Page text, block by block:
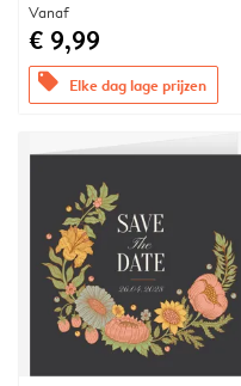
Vanaf
€ 9,99
offers Elke dag lage prijzen